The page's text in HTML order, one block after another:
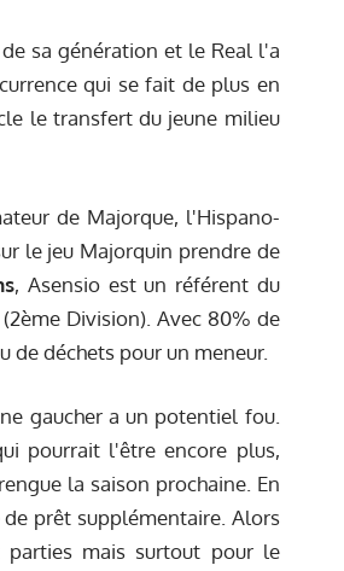
sa génération et le Real l'a
qui se fait de plus en
le transfert du jeune milieu
de Majorque, l'Hispano-
le jeu Majorquin prendre de
, Asensio est un référent du
Division). Avec 80% de
de déchets pour un meneur.
gaucher a un potentiel fou.
pourrait l'être encore plus,
la saison prochaine. En
prêt supplémentaire. Alors
mais surtout pour le